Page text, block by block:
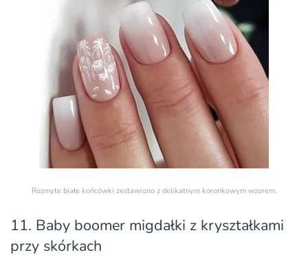
Rozmyte białe końcówki zestawiono z delikatnym koronkowym wzorem.
11. Baby boomer migdałki z kryształkami
przy skórkach